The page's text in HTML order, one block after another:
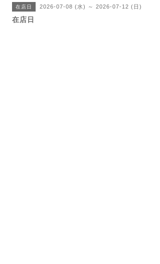
在店日 2026-07-08 (水) ～ 2026-07-12 (日)
在店日